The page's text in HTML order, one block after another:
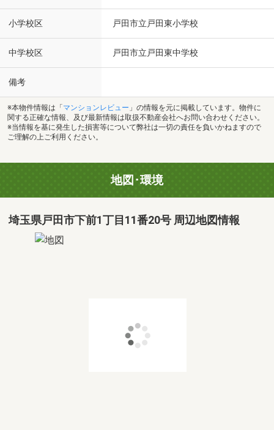
小学校区 戸田市立戸田東小学校
中学校区 戸田市立戸田東中学校
備考
※本物件情報は「 マンションレビュー 」の情報を元に掲載しています。物件に
関する正確な情報、及び最新情報は取扱不動産会社へお問い合わせください。
※当情報を基に発生した損害等について弊社は一切の責任を負いかねますので
ご理解の上ご利用ください。
地図･環境
埼玉県戸田市下前1丁目11番20号 周辺地図情報